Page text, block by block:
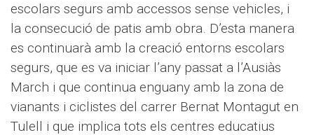
escolars segurs amb accessos sense vehicles, i
la consecució de patis amb obra. D’esta manera
es continuarà amb la creació entorns escolars
segurs, que es va iniciar l’any passat a l’Ausiàs
March i que continua enguany amb la zona de
vianants i ciclistes del carrer Bernat Montagut en
Tulell i que implica tots els centres educatius